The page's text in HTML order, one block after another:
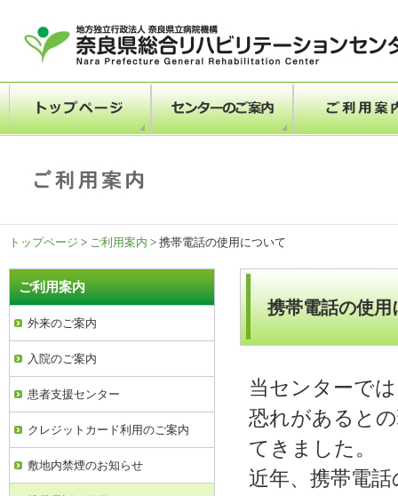
トップページ > ご利用案内 > 携帯電話の使用について
携帯電話の使用
当センターで
恐れがあると
てきました。
近年、携帯電
ご利用案内
外来のご案内
入院のご案内
患者支援センター
クレジットカード利用のご案内
敷地内禁煙のお知らせ